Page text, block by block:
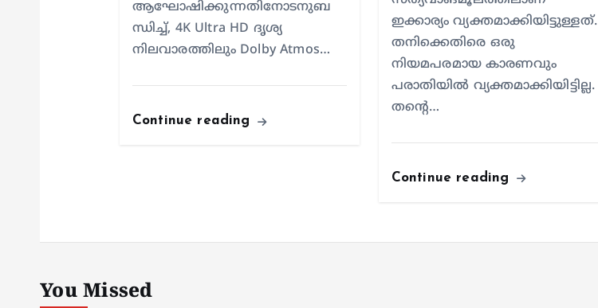
ആഘോഷിക്കുന്നതിനോടനുബ
ന്ധിച്ച്, 4K Ultra HD ദൃശ്യ
നിലവാരത്തിലും Dolby Atmos…
Continue reading
ഇക്കാര്യം വ്യക്തമാക്കിയിട്ടുള്ളത്.
തനിക്കെതിരെ ഒരു
നിയമപരമായ കാരണവും
പരാതിയില്‍ വ്യക്തമാക്കിയിട്ടില്ല.
തന്റെ…
Continue reading
You Missed
kerala news news
തിങ്കളാഴ്ച
യാത്ര